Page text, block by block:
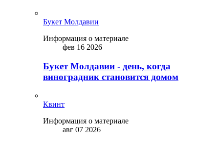
Букет Молдавии
Информация о материале
фев 16 2026
Букет Молдавии - день, когда
виноградник становится домом
Квинт
Информация о материале
авг 07 2026